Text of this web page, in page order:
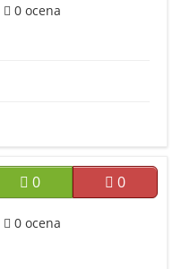
0 ocena
0 0
0 ocena